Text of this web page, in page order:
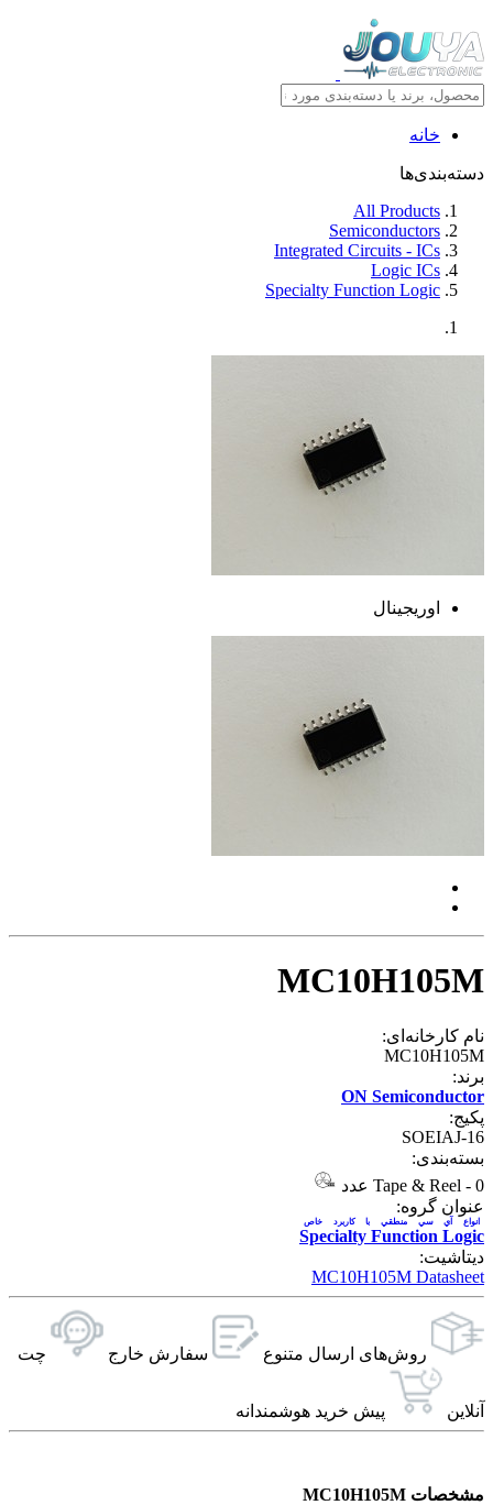
خانه
دسته‌بندی‌ها
All Products
Semiconductors
Integrated Circuits - ICs
Logic ICs
Specialty Function Logic
اوریجینال
MC10H105M
نام کارخانه‌ای:
MC10H105M
برند:
ON Semiconductor
پکیج:
SOEIAJ-16
بسته‌بندی:
Tape & Reel - 0 عدد
عنوان گروه:
Specialty Function Logic
انواع آي سي منطقي با کاربرد خاص
دیتاشیت:
MC10H105M Datasheet
روش‌های ارسال‌ متنوع سفارش خارج چت
آنلاین پیش خرید هوشمندانه
مشخصات MC10H105M